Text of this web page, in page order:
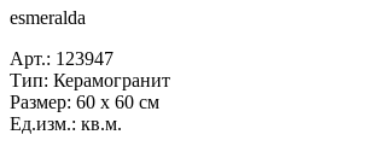
esmeralda
Арт.: 123947
Тип: Керамогранит
Размер: 60 x 60 см
Ед.изм.: кв.м.